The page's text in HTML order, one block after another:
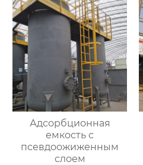
Адсорбционная
емкость с
псевдоожиженным
слоем